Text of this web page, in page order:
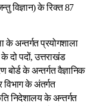
विज्ञान) के रिक्त 87
के अन्तर्गत प्रयोगशाला
दो पदों, उत्तराखंड
बोर्ड के अन्तर्गत वैज्ञानिक
विभाग के अंतर्गत
निदेशालय के अन्तर्गत